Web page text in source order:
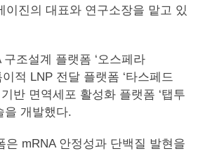
이진의 대표와 연구소장을 맡고 있
조설계 플랫폼 ‘오스페라
적 LNP 전달 플랫폼 ‘타스페드
반 면역세포 활성화 플랫폼 ‘탭투
을 개발했다.
은 mRNA 안정성과 단백질 발현을